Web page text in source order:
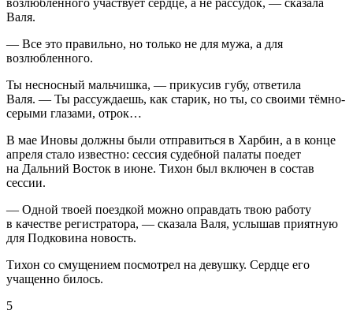
возлюбленного участвует сердце, а не рассудок, — сказала
Валя.
— Все это правильно, но только не для мужа, а для
возлюбленного.
Ты несносный мальчишка, — прикусив губу, ответила
Валя. — Ты рассуждаешь, как старик, но ты, со своими тёмно-
серыми глазами, отрок…
В мае Иновы должны были отправиться в Харбин, а в конце
апреля стало известно: сессия судебной палаты поедет
на Дальний Восток в июне. Тихон был включен в состав
сессии.
— Одной твоей поездкой можно оправдать твою работу
в качестве регистратора, — сказала Валя, услышав приятную
для Подковина новость.
Тихон со смущением посмотрел на девушку. Сердце его
учащенно билось.
5